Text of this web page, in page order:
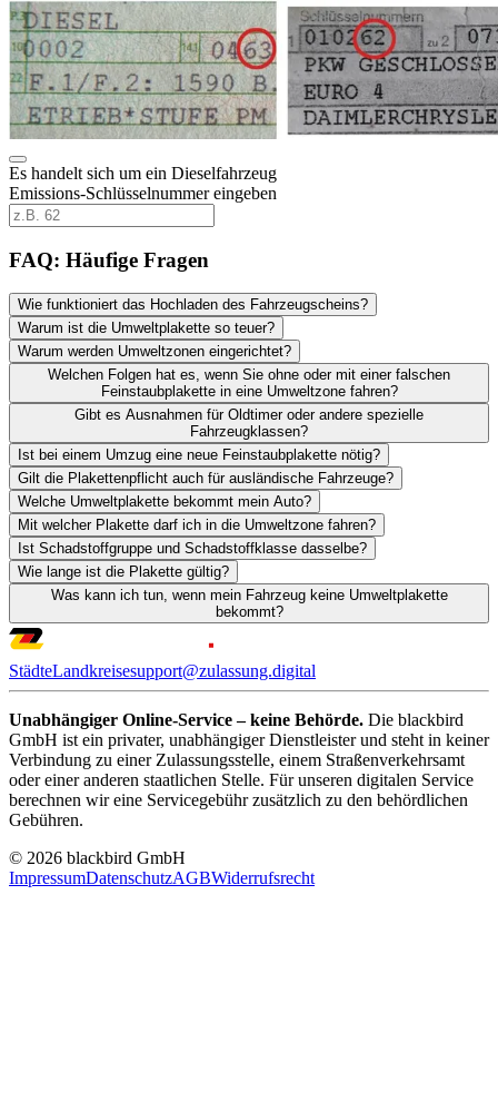
Es handelt sich um ein Dieselfahrzeug
Emissions-Schlüsselnummer eingeben
FAQ: Häufige Fragen
Wie funktioniert das Hochladen des Fahrzeugscheins?
Warum ist die Umweltplakette so teuer?
Warum werden Umweltzonen eingerichtet?
Welchen Folgen hat es, wenn Sie ohne oder mit einer falschen
Feinstaubplakette in eine Umweltzone fahren?
Gibt es Ausnahmen für Oldtimer oder andere spezielle
Fahrzeugklassen?
Ist bei einem Umzug eine neue Feinstaubplakette nötig?
Gilt die Plakettenpflicht auch für ausländische Fahrzeuge?
Welche Umweltplakette bekommt mein Auto?
Mit welcher Plakette darf ich in die Umweltzone fahren?
Ist Schadstoffgruppe und Schadstoffklasse dasselbe?
Wie lange ist die Plakette gültig?
Was kann ich tun, wenn mein Fahrzeug keine Umweltplakette
bekommt?
StädteLandkreisesupport@zulassung.digital
Unabhängiger Online-Service – keine Behörde. Die blackbird
GmbH ist ein privater, unabhängiger Dienstleister und steht in keiner
Verbindung zu einer Zulassungsstelle, einem Straßenverkehrsamt
oder einer anderen staatlichen Stelle. Für unseren digitalen Service
berechnen wir eine Servicegebühr zusätzlich zu den behördlichen
Gebühren.
© 2026 blackbird GmbH
ImpressumDatenschutzAGBWiderrufsrecht